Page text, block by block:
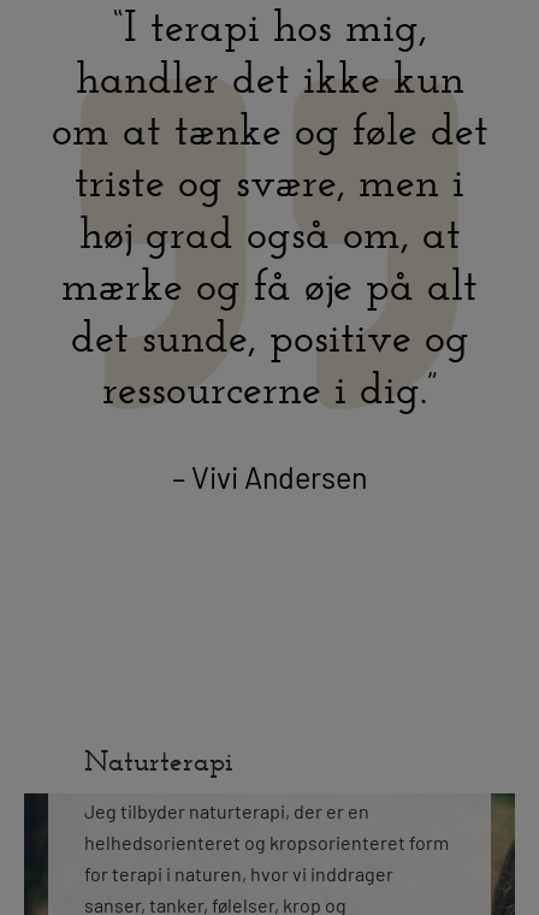
“I terapi hos mig,
handler det ikke kun
om at tænke og føle det
triste og svære, men i
høj grad også om, at
mærke og få øje på alt
det sunde, positive og
ressourcerne i dig.”
– Vivi Andersen
Naturterapi
Jeg tilbyder naturterapi, der er en
helhedsorienteret og kropsorienteret form
for terapi i naturen, hvor vi inddrager
sanser, tanker, følelser, krop og